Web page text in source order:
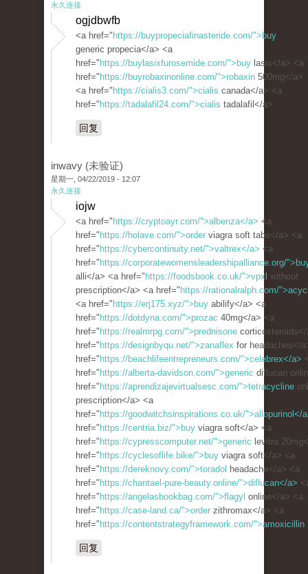
永久连接
ogjdbwfb
<a href=" https://buypropeciafinasteride.com/">buy
generic propecia</a> <a
href=" https://buylasixfurosemide.com/">buy lasix</a> <a
href=" https://buyrobaxinonline.com/">robaxin 500mg</a>
<a href=" https://cialis3.com/">cialis canada</a> <a
href=" https://tadalafil24.com/">cialis tadalafil</a>
回复
inwavy (未验证)
星期一, 04/22/2019 - 12:07
永久连接
iojw
<a href=" https://cryptoayr.com/">albenza</a> <a
href=" https://holave.com/">order viagra soft tabs</a> <a
href=" https://cybercontinuity.net/">valtrex</a> <a
href=" https://corporatewomensleadershipalliance.org/
alli</a> <a href=" https://foodsbook.co.uk/">vpxl without
prescription</a> <a href=" https://rationalralph.com/
<a href=" https://erj175.xyz/">buy abilify</a> <a
href=" https://dotdyna.com/">prozac 40mg</a> <a
href=" https://realmrpg.com/">prednisone
href=" https://designbyqu.net/">zanaflex for headaches</
href=" https://beachlifeentrepreneurs.com/">celebrex</a>
href=" https://alberta-davidson.com/">generic diflucan
href=" https://aprendizajevirtualsesc.com/">tetracycline
prescription</a> <a
href=" https://goodwitchsinspirations.co.uk/">allopurinol</
href=" https://centria.biz/">buy viagra soft</a> <a
href=" https://cypresscomputer.net/">generic levitra
href=" https://cyclesoflife.bike/">buy viagra soft</a> <a
href=" https://dereknovy.com/">toradol headache</a> <a
href=" https://chantael-pure-beauty.online/">diflucan</a>
href=" https://angelasbookbag.com/">flagyl online</a> <a
href=" https://case-land.ca/">order zithromax</a> <a
href=" https://contentstrategyframework.com/">amoxicillin
回复